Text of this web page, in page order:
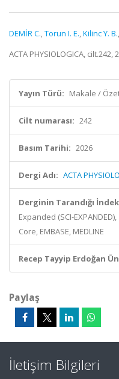
DEMİR C.,Torun I. E.,Kilinc Y. B.,
ACTA PHYSIOLOGICA,
Yayın Türü: Makale /
Cilt numarası: 242
Basım Tarihi: 2026
Dergi Adı: ACTA
Derginin Tarandığı
Expanded (SCI-
Core, EMBASE, MEDLINE
Recep Tayyip Erdoğan
Paylaş
İletişim Bilgileri